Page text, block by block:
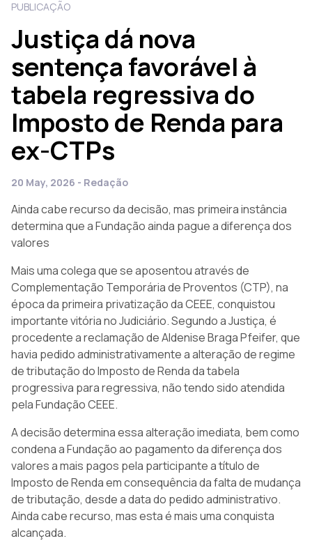
PUBLICAÇÃO
Justiça dá nova
sentença favorável à
tabela regressiva do
Imposto de Renda para
ex-CTPs
20 May, 2026 - Redação
Ainda cabe recurso da decisão, mas primeira instância
determina que a Fundação ainda pague a diferença dos
valores
Mais uma colega que se aposentou através de
Complementação Temporária de Proventos (CTP), na
época da primeira privatização da CEEE, conquistou
importante vitória no Judiciário. Segundo a Justiça, é
procedente a reclamação de Aldenise Braga Pfeifer, que
havia pedido administrativamente a alteração de regime
de tributação do Imposto de Renda da tabela
progressiva para regressiva, não tendo sido atendida
pela Fundação CEEE.
A decisão determina essa alteração imediata, bem como
condena a Fundação ao pagamento da diferença dos
valores a mais pagos pela participante a título de
Imposto de Renda em consequência da falta de mudança
de tributação, desde a data do pedido administrativo.
Ainda cabe recurso, mas esta é mais uma conquista
alcançada.